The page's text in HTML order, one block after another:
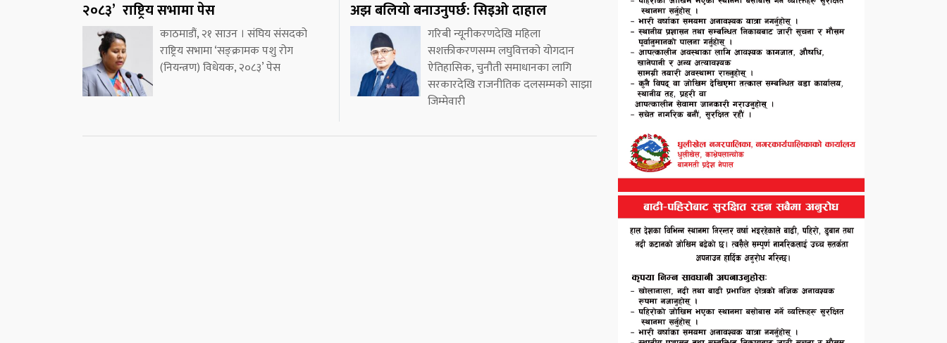
२०८३’ राष्ट्रिय सभामा पेस
काठमाडौं, २१ साउन । संघिय संसदको
राष्ट्रिय सभामा ‘सङ्क्रामक पशु रोग
(नियन्त्रण) विधेयक, २०८३’ पेस
अझ बलियो बनाउनुपर्छ: सिइओ दाहाल
गरिबी न्यूनीकरणदेखि महिला
सशक्तीकरणसम्म लघुवित्तको योगदान
ऐतिहासिक, चुनौती समाधानका लागि
सरकारदेखि राजनीतिक दलसम्मको साझा
जिम्मेवारी